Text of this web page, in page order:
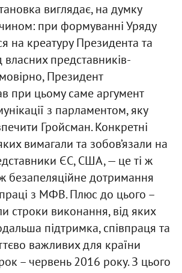
виглядає, на думку
при формуванні Уряду
на креатуру Президента та
власних представників-
Президент
при цьому саме аргумент
з парламентом, яку
Гройсман. Конкретні
вимагали та зобов’язали на
ЄС, США, — це ті ж
безапеляційне дотримання
з МФВ. Плюс до цього –
строки виконання, від яких
підтримка, співпраця та
важливих для країни
– червень 2016 року. З цього